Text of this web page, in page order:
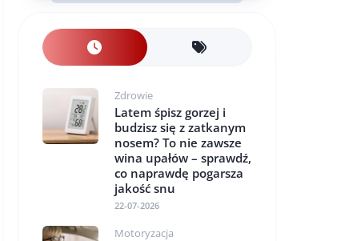
Zdrowie
Latem śpisz gorzej i
budzisz się z zatkanym
nosem? To nie zawsze
wina upałów – sprawdź,
co naprawdę pogarsza
jakość snu
22-07-2026
Motoryzacja